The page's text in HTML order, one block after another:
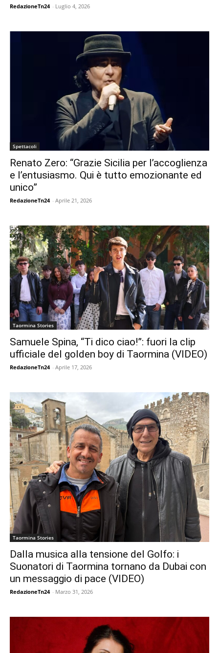
RedazioneTn24 - Luglio 4, 2026
Spettacoli
Renato Zero: “Grazie Sicilia per l’accoglienza
e l’entusiasmo. Qui è tutto emozionante ed
unico”
RedazioneTn24 - Aprile 21, 2026
Taormina Stories
Samuele Spina, “Ti dico ciao!”: fuori la clip
ufficiale del golden boy di Taormina (VIDEO)
RedazioneTn24 - Aprile 17, 2026
Taormina Stories
Dalla musica alla tensione del Golfo: i
Suonatori di Taormina tornano da Dubai con
un messaggio di pace (VIDEO)
RedazioneTn24 - Marzo 31, 2026